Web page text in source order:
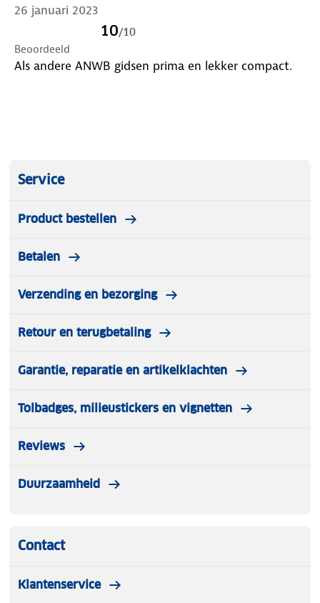
26 januari 2023
10/10
Beoordeeld
Als andere ANWB gidsen prima en lekker compact.
Service
Product bestellen
Betalen
Verzending en bezorging
Retour en terugbetaling
Garantie, reparatie en artikelklachten
Tolbadges, milieustickers en vignetten
Reviews
Duurzaamheid
Contact
Klantenservice